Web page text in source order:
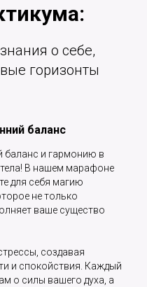
о себе,
горизонты
баланс
баланс и гармонию в
В нашем марафоне
для себя магию
не только
ваше существо
создавая
и спокойствия. Каждый
о силы вашего духа, а